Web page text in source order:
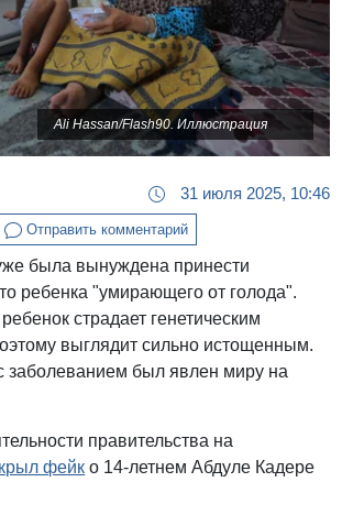
Ali Hassan/Flash90. Иллюстрация
31 июля 2025, 10:46
Отправить комментарий
была вынуждена принести
ребенка "умирающего от голода".
страдает генетическим
выглядит сильно истощенным.
заболеванием был явлен миру на
правительства на
фейк о 14-летнем Абдуле Кадере